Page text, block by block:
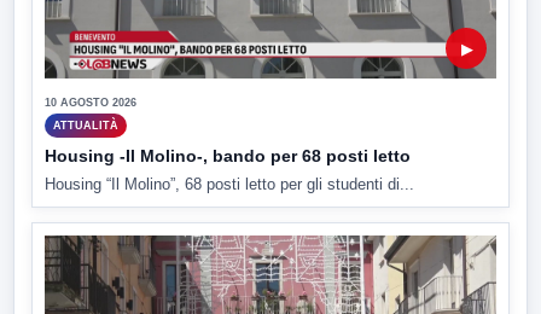
▶
10 AGOSTO 2026
ATTUALITÀ
Housing -Il Molino-, bando per 68 posti letto
Housing “Il Molino”, 68 posti letto per gli studenti di...